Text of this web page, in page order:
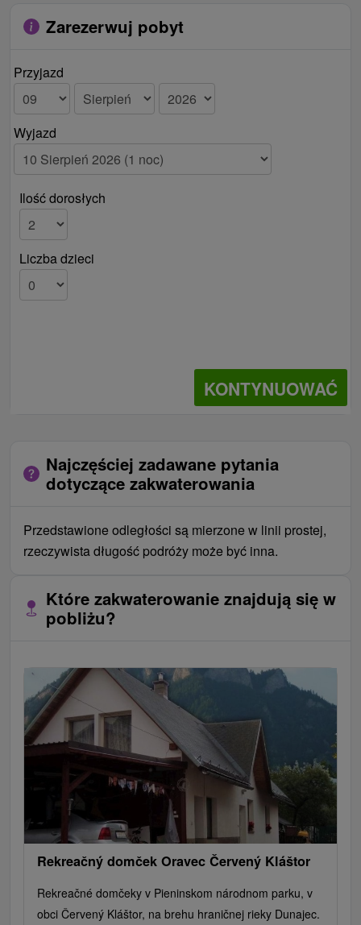
Zarezerwuj pobyt
Przyjazd
Wyjazd
Ilość dorosłych
Liczba dzieci
KONTYNUOWAĆ
Najczęściej zadawane pytania
dotyczące zakwaterowania
Przedstawione odległości są mierzone w linii prostej,
rzeczywista długość podróży może być inna.
Które zakwaterowanie znajdują się w
pobliżu?
Rekreačný domček Oravec Červený Kláštor
Rekreačné domčeky v Pieninskom národnom parku, v
obci Červený Kláštor, na brehu hraničnej rieky Dunajec.